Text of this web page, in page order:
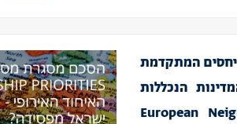
המתקדמת
מדינות הנכללות
European